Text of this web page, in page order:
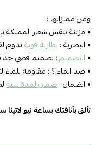
ومن مميزاتها :
• مزينة بنقششعار المملكة
• البطارية: بطارية قويةتدوم
•التصميم: تصميم فضي
• ضد الماء ؟ : مقاومة للماء
• الضمان :ضمان لمدة سنة
تألق بأناقتك بساعة نيو